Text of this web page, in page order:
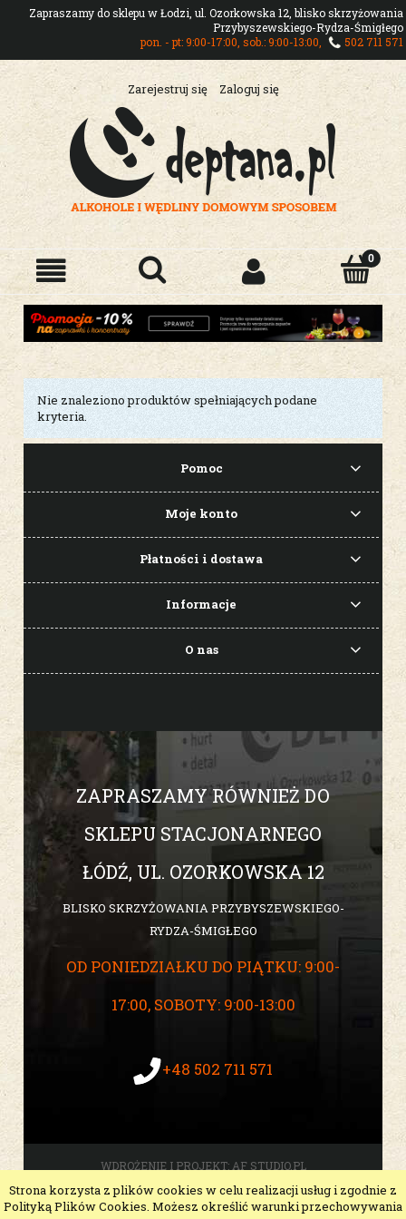
Zapraszamy do sklepu w Łodzi, ul. Ozorkowska 12, blisko skrzyżowania
Przybyszewskiego-Rydza-Śmigłego
pon. - pt: 9:00-17:00, sob.: 9:00-13:00,
502 711 571
Strona korzysta z plików cookies w celu realizacji usług i zgodnie z
Polityką Plików Cookies. Możesz określić warunki przechowywania
Zarejestruj się Zaloguj się
Nie znaleziono produktów spełniających podane
kryteria.
Pomoc
Moje konto
Płatności i dostawa
Informacje
O nas
ZAPRASZAMY RÓWNIEŻ DO
SKLEPU STACJONARNEGO
ŁÓDŹ, UL. OZORKOWSKA 12
BLISKO SKRZYŻOWANIA PRZYBYSZEWSKIEGO-
RYDZA-ŚMIGŁEGO
OD PONIEDZIAŁKU DO PIĄTKU: 9:00-
17:00, SOBOTY: 9:00-13:00
+48 502 711 571
WDROŻENIE I PROJEKT: AF STUDIO.PL
pokaż pełną wersję strony